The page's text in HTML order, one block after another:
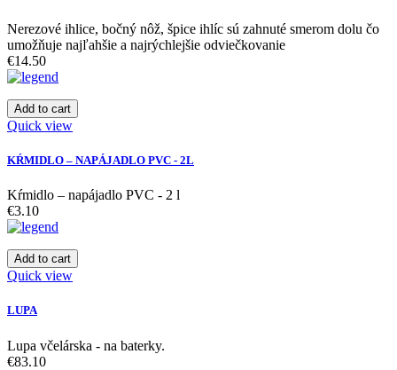
Nerezové ihlice, bočný nôž, špice ihlíc sú zahnuté smerom dolu čo
umožňuje najľahšie a najrýchlejšie odviečkovanie
€14.50
Add to cart
Quick view
KŔMIDLO – NAPÁJADLO PVC - 2L
Kŕmidlo – napájadlo PVC - 2 l
€3.10
Add to cart
Quick view
LUPA
Lupa včelárska - na baterky.
€83.10